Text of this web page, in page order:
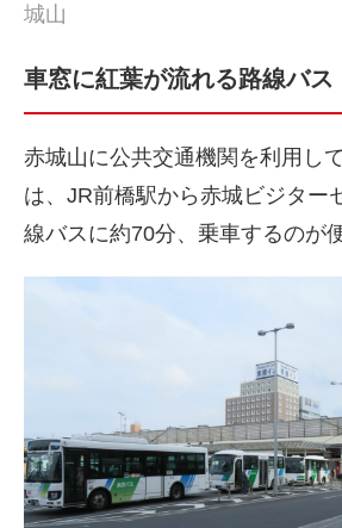
城山
車窓に紅葉が流れる路線バス
赤城山に公共交通機関を利用し
は、JR前橋駅から赤城ビジター
線バスに約70分、乗車するのが